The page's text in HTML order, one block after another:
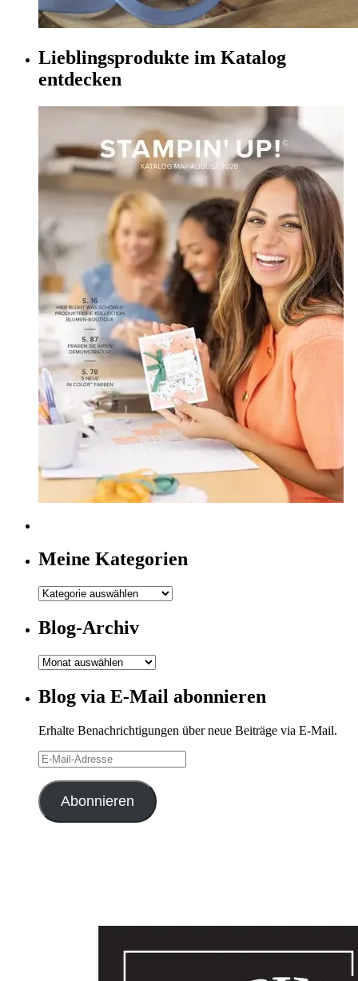
Lieblingsprodukte im Katalog
entdecken
Meine Kategorien
Meine
Blog-Archiv
Blog-
Blog via E-Mail abonnieren
Erhalte Benachrichtigungen über neue Beiträge via E-Mail.
E-
Mail-
Adresse
Abonnieren